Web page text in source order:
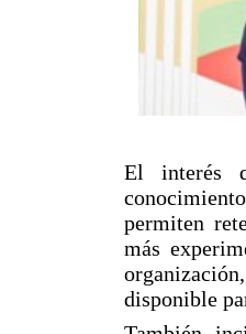
El interés
permiten
más
disponible